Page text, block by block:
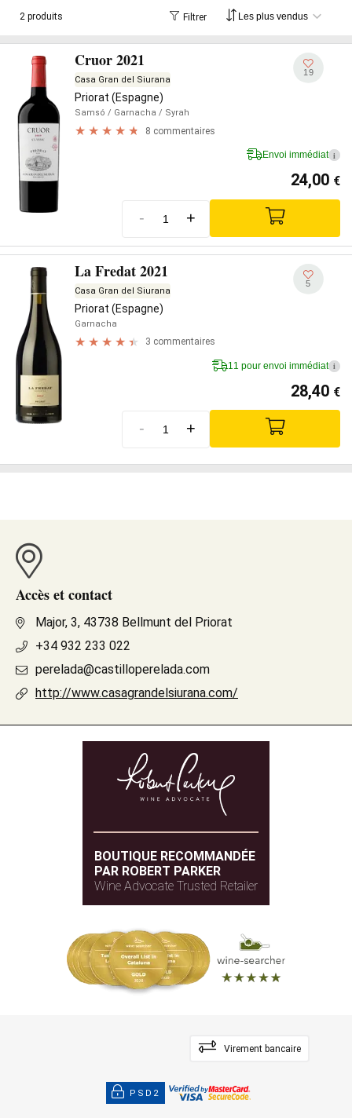
2 produits Filtrer
Cruor 2021
Casa Gran del Siurana
Priorat (Espagne)
Samsó / Garnacha / Syrah
8 commentaires
19
Envoi immédiat i
24,00 €
- +
La Fredat 2021
Casa Gran del Siurana
Priorat (Espagne)
Garnacha
3 commentaires
5
11 pour envoi immédiat i
28,40 €
- +
Accès et contact
Major, 3, 43738 Bellmunt del Priorat
+34 932 233 022
perelada@castilloperelada.com
http://www.casagrandelsiurana.com/
BOUTIQUE RECOMMANDÉE
PAR ROBERT PARKER
Wine Advocate Trusted Retailer
Virement bancaire
PSD2